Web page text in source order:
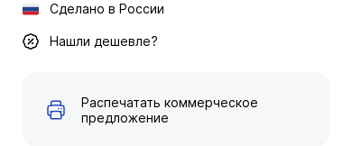
Сделано в России
Нашли дешевле?
Распечатать коммерческое
предложение